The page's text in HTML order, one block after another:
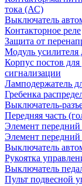
тока (АС)
Выключатель
Контакторное реле
Защита от
Модуль усилителя
Корпус постов
сигнализации
Ламподержатель
Гребенка
Выключатель-
Передняя часть
Элемент передний
Элемент передний
Выключатель
Рукоятка
Выключатель
Пульт подвесной